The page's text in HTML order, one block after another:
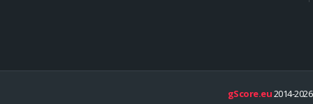
gScore.eu2014-